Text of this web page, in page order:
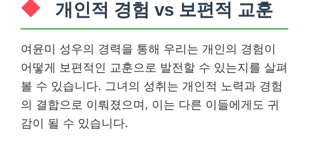
개인적 경험 vs 보편적 교훈
여윤미 성우의 경력을 통해 우리는 개인의 경험이
어떻게 보편적인 교훈으로 발전할 수 있는지를 살펴
볼 수 있습니다. 그녀의 성취는 개인적 노력과 경험
의 결합으로 이뤄졌으며, 이는 다른 이들에게도 귀
감이 될 수 있습니다.